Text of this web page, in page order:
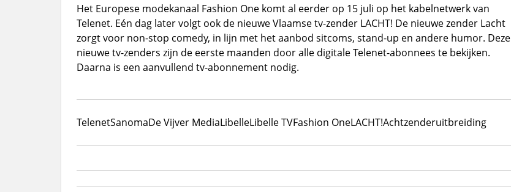
Het Europese modekanaal Fashion One komt al eerder op 15 juli op het kabelnetwerk van
Telenet. Eén dag later volgt ook de nieuwe Vlaamse tv-zender LACHT! De nieuwe zender Lacht
zorgt voor non-stop comedy, in lijn met het aanbod sitcoms, stand-up en andere humor. Deze
nieuwe tv-zenders zijn de eerste maanden door alle digitale Telenet-abonnees te bekijken.
Daarna is een aanvullend tv-abonnement nodig.
TelenetSanomaDe Vijver MediaLibelleLibelle TVFashion OneLACHT!Achtzenderuitbreiding